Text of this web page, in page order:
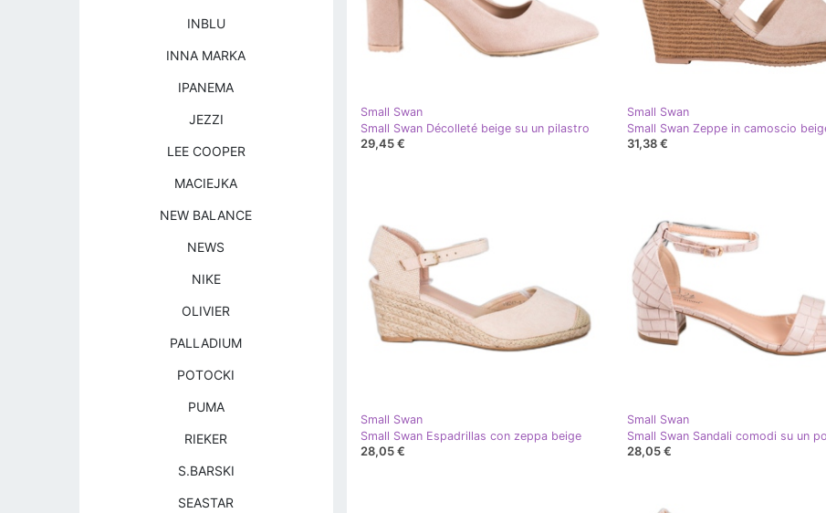
Small Swan
Small Swan Décolleté beige su un pilastro
29,45 €
Small Swan
Small Swan Zeppe in camoscio
31,38 €
Small Swan
Small Swan Espadrillas con zeppa beige
28,05 €
Small Swan
28,05 €
INBLU
INNA MARKA
IPANEMA
JEZZI
LEE COOPER
MACIEJKA
NEW BALANCE
NEWS
NIKE
OLIVIER
PALLADIUM
POTOCKI
PUMA
RIEKER
S.BARSKI
SEASTAR